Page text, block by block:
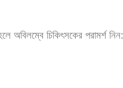
অবিলম্বে চিকিৎসকের পরামর্শ নিন: